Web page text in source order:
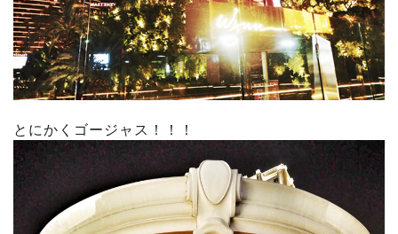
とにかくゴージャス！！！